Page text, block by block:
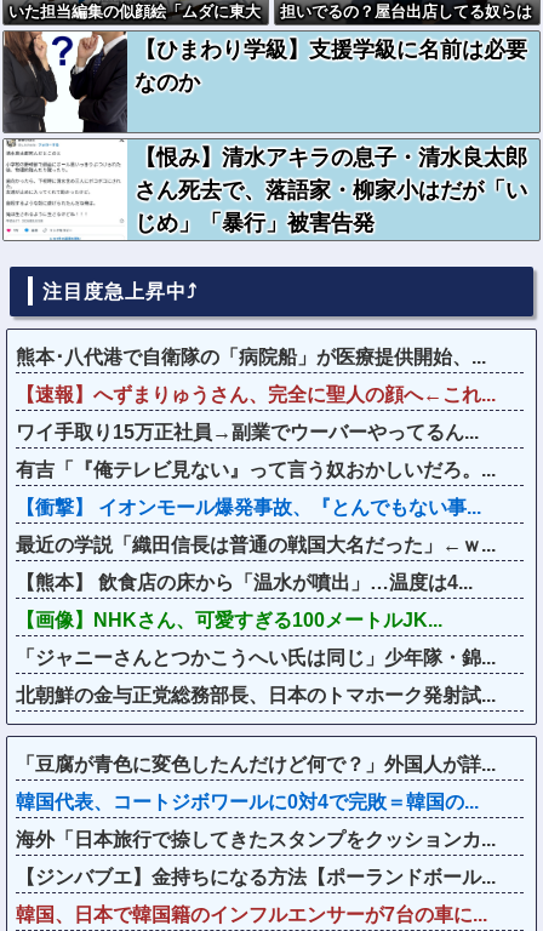
いた担当編集の似顔絵「ムダに東大
卒」
担いでるの？屋台出店してる奴らは
誰の許可を得て商売してるの？
【ひまわり学級】支援学級に名前は必要
なのか
【恨み】清水アキラの息子・清水良太郎
さん死去で、落語家・柳家小はだが「い
じめ」「暴行」被害告発
注目度急上昇中⤴
熊本･八代港で自衛隊の「病院船」が医療提供開始、...
【速報】へずまりゅうさん、完全に聖人の顔へ←これ...
ワイ手取り15万正社員→副業でウーバーやってるん...
有吉「『俺テレビ見ない』って言う奴おかしいだろ。...
【衝撃】 イオンモール爆発事故、『とんでもない事...
最近の学説「織田信長は普通の戦国大名だった」←ｗ...
【熊本】 飲食店の床から「温水が噴出」…温度は4...
【画像】NHKさん、可愛すぎる100メートルJK...
「ジャニーさんとつかこうへい氏は同じ」少年隊・錦...
北朝鮮の金与正党総務部長、日本のトマホーク発射試...
「豆腐が青色に変色したんだけど何で？」外国人が詳...
韓国代表、コートジボワールに0対4で完敗＝韓国の...
海外「日本旅行で捺してきたスタンプをクッションカ...
【ジンバブエ】金持ちになる方法【ポーランドボール...
韓国、日本で韓国籍のインフルエンサーが7台の車に...